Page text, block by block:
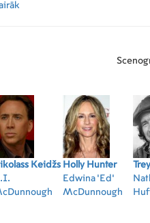
Keidžs Holly Hunter
Edwina 'Ed'
McDunnough